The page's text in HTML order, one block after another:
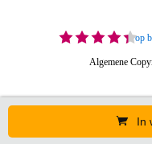
In
op
Algemene